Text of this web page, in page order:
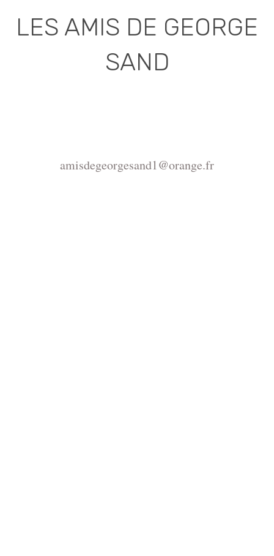
LES AMIS DE GEORGE
SAND
amisdegeorgesand1@orange.fr